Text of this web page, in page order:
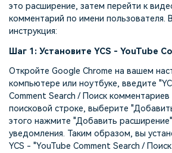
это расширение, затем перейти к
комментарий по имени пользователя.
инструкция:
Шаг 1: Установите YCS - YouTube
Откройте Google Chrome на вашем
компьютере или ноутбуке, введите
Comment Search / Поиск комментариев
поисковой строке, выберите
этого нажмите "Добавить
уведомления. Таким образом, вы
YCS - "YouTube Comment Search /